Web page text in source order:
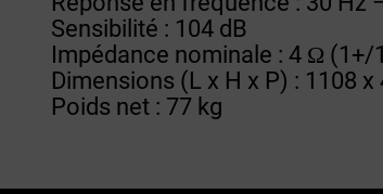
Sensibilité : 104 dB
Impédance nominale : 4 Ω (1+/
Dimensions (L x H x P) : 1108
Poids net : 77 kg